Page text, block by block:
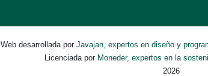
Web desarrollada por Javajan, expertos en diseño y
Licenciada por Moneder, expertos en la
2026